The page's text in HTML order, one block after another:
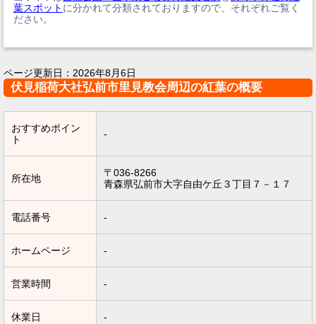
葉スポット に分かれて分類されておりますので、それぞれご覧く
ださい。
ページ更新日： 2026年8月6日
伏見稲荷大社弘前市里見教会周辺の紅葉の概要
おすすめポイン
ト
-
所在地
〒036-8266
青森県弘前市大字自由ケ丘３丁目７－１７
電話番号 -
ホームページ -
営業時間 -
休業日 -